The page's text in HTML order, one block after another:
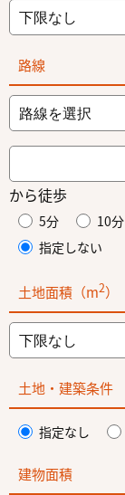
路線
から徒歩
5分 10分
指定しない
土地面積（m2）
土地・建築条件
指定なし
建物面積